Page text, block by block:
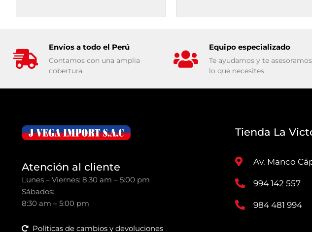
Envíos a todo el Perú
Contamos con una amplia
cobertura.
Equipo especializado
Te ayudamos y te
lo que necesites.
Atención al cliente
Lunes – Viernes: 8:30 am – 5:00 pm
Sábados:
8:30 am – 5:00 pm
Políticas de cambios y devoluciones
Tienda La
Av. Manco
994 142 557
984 481 994